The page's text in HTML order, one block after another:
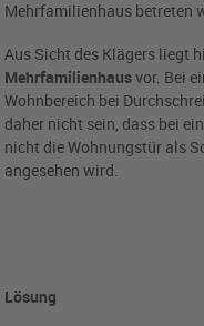
Mehrfamilienhaus betreten
Aus Sicht des Klägers liegt
Mehrfamilienhausvor. Bei
Wohnbereich bei
daher nicht sein, dass bei
nicht die Wohnungstür als
angesehen wird.
Lösung